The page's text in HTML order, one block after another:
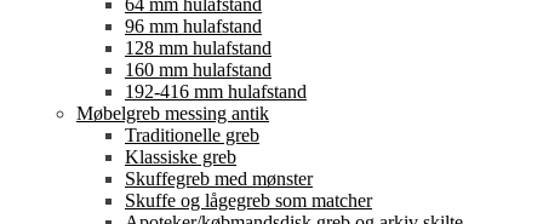
64 mm hulafstand
96 mm hulafstand
128 mm hulafstand
160 mm hulafstand
192-416 mm hulafstand
Møbelgreb messing antik
Traditionelle greb
Klassiske greb
Skuffegreb med mønster
Skuffe og lågegreb som matcher